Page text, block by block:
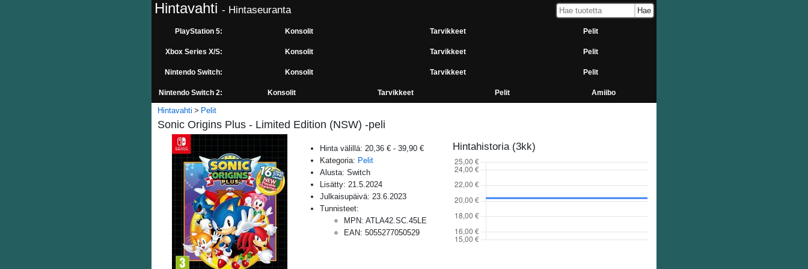
Hintavahti - Hintaseuranta
PlayStation 5: Konsolit Tarvikkeet Pelit
Xbox Series X/S: Konsolit Tarvikkeet Pelit
Nintendo Switch: Konsolit Tarvikkeet Pelit
Nintendo Switch 2: Konsolit Tarvikkeet Pelit Amiibo
Hintavahti Pelit
Sonic Origins Plus - Limited Edition (NSW) -peli
Hinta välillä: 20,36 € - 39,90 €
Kategoria: Pelit
Alusta: Switch
Lisätty: 21.5.2024
Julkaisupäivä: 23.6.2023
Tunnisteet:
MPN: ATLA42.SC.45LE
EAN: 5055277050529
Hintahistoria (3kk)